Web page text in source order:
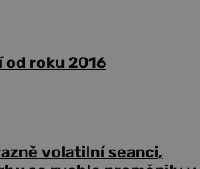
od roku 2016
volatilní seanci,